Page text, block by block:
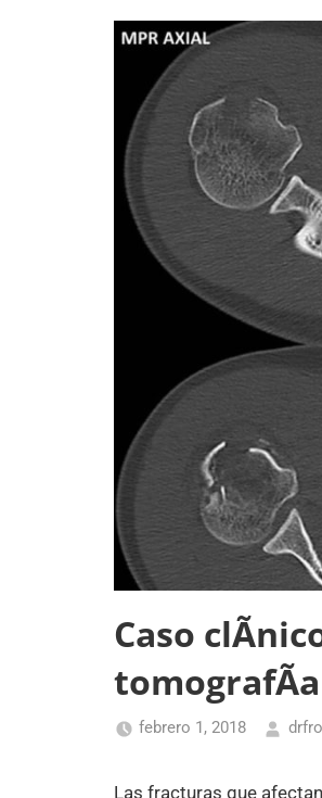
Caso
febrero 1, 2018
Las fracturas que